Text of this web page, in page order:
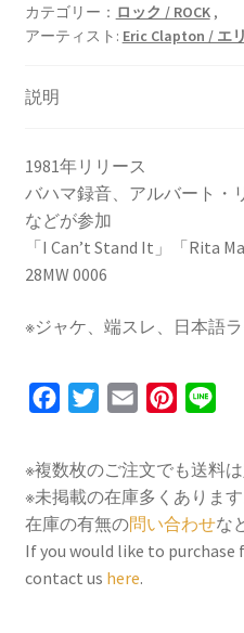
カテゴリー： ロック / ROCK,
アーティスト: Eric Clapton / エ
説明
1981年リリース
バハマ録音、アルバート
などが参加
「I Can’t Stand It」「Rita
28MW 0006
※ジャケ、端スレ、日本語
c
e
b
o
o
t
t
e
r
a
i
l
n
t
e
r
n
e
※複数枚のご注文でも送料は
※未掲載の在庫多くありま
在庫の有無の問い合わせな
If you would like to purchase
contact us here.